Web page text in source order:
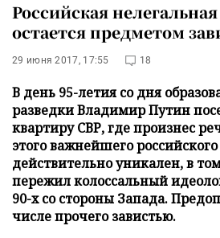
Российская
остается предметом
29 июня 2017, 17:55 18
В день 95-летия со дня
разведки Владимир Путин
квартиру СВР, где произнес
этого важнейшего
действительно уникален, в
пережил колоссальный
90-х со стороны Запада.
числе прочего завистью.